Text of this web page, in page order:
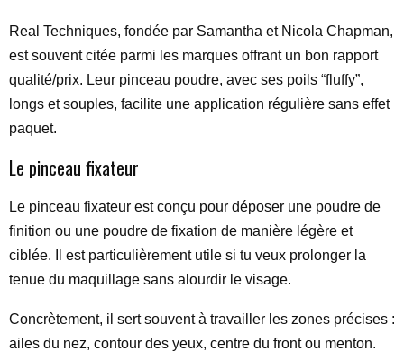
Real Techniques, fondée par Samantha et Nicola Chapman,
est souvent citée parmi les marques offrant un bon rapport
qualité/prix. Leur pinceau poudre, avec ses poils “fluffy”,
longs et souples, facilite une application régulière sans effet
paquet.
Le pinceau fixateur
Le pinceau fixateur est conçu pour déposer une poudre de
finition ou une poudre de fixation de manière légère et
ciblée. Il est particulièrement utile si tu veux prolonger la
tenue du maquillage sans alourdir le visage.
Concrètement, il sert souvent à travailler les zones précises :
ailes du nez, contour des yeux, centre du front ou menton.